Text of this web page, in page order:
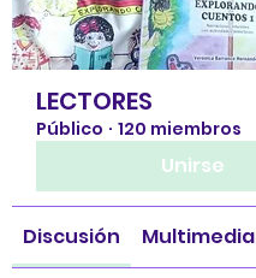
LECTORES
Público · 120 miembros
Unirse
Discusión Multimedia